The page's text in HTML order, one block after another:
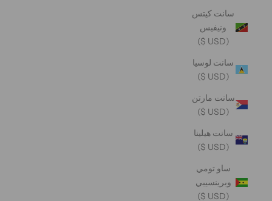
سانت كيتس
ونيفيس
(USD $)
سانت لوسيا
(USD $)
سانت مارتن
(USD $)
سانت هيلينا
(USD $)
ساو تومي
وبرينسيبي
(USD $)